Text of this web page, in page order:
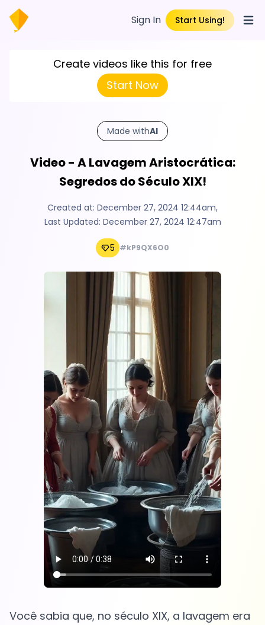
Sign In Start Using!
Create videos like this for free
Start Now
Made withAI
Video - A Lavagem Aristocrática:
Segredos do Século XIX!
Created at: December 27, 2024 12:44am,
Last Updated: December 27, 2024 12:47am
5 #kP9QX6O0
Você sabia que, no século XIX, a lavagem era